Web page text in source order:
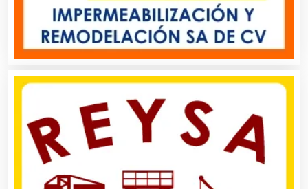
Audio, Sonido e Iluminación
Audios para Eventos
Autobuses